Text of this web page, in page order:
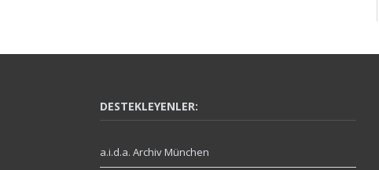
DESTEKLEYENLER:
a.i.d.a. Archiv München